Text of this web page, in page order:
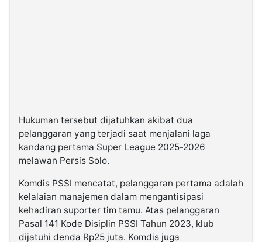
Hukuman tersebut dijatuhkan akibat dua
pelanggaran yang terjadi saat menjalani laga
kandang pertama Super League 2025-2026
melawan Persis Solo.
Komdis PSSI mencatat, pelanggaran pertama adalah
kelalaian manajemen dalam mengantisipasi
kehadiran suporter tim tamu. Atas pelanggaran
Pasal 141 Kode Disiplin PSSI Tahun 2023, klub
dijatuhi denda Rp25 juta. Komdis juga